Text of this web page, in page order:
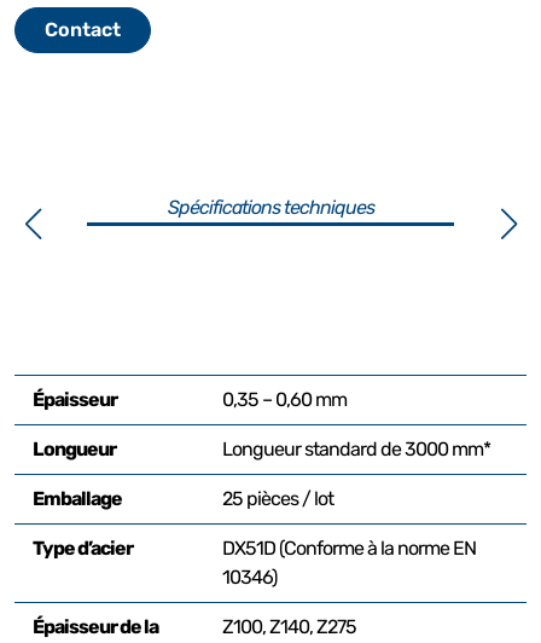
Contact
Spécifications techniques
Épaisseur 0,35 – 0,60 mm
Longueur Longueur standard de 3000 mm*
Emballage 25 pièces / lot
Type d’acier
DX51D (Conforme à la norme EN
10346)
Épaisseur de la
Z100, Z140, Z275